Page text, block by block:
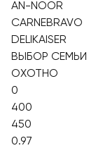
AN-NOOR
CARNEBRAVO
DELIKAISER
ВЫБОР СЕМЬИ
ОХОТНО
0
400
450
0.97